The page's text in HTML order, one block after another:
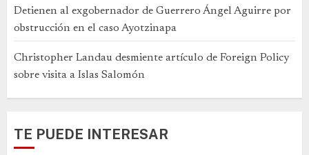
Detienen al exgobernador de Guerrero Ángel Aguirre por
obstrucción en el caso Ayotzinapa
Christopher Landau desmiente artículo de Foreign Policy
sobre visita a Islas Salomón
TE PUEDE INTERESAR